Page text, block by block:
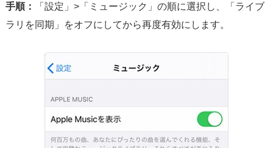
手順：
「設定」>「ミュージック」の順に選択し、「ライブ
ラリを同期」をオフにしてから再度有効にします。